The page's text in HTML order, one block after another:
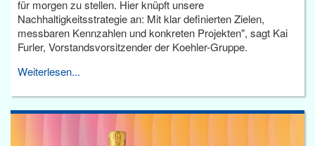
für morgen zu stellen. Hier knüpft unsere
Nachhaltigkeitsstrategie an: Mit klar definierten Zielen,
messbaren Kennzahlen und konkreten Projekten", sagt Kai
Furler, Vorstandsvorsitzender der Koehler-Gruppe.
Weiterlesen...